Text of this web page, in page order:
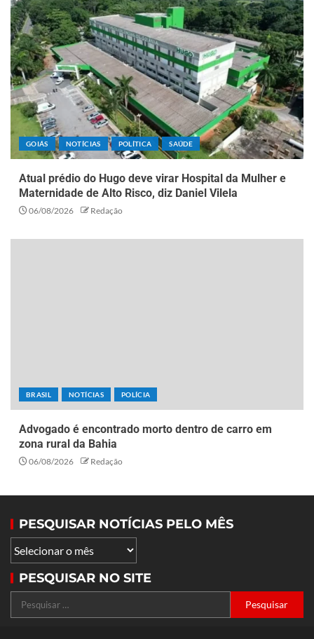
GOIÁS NOTÍCIAS POLÍTICA SAÚDE
Atual prédio do Hugo deve virar Hospital da Mulher e
Maternidade de Alto Risco, diz Daniel Vilela
06/08/2026 Redação
BRASIL NOTÍCIAS POLÍCIA
Advogado é encontrado morto dentro de carro em
zona rural da Bahia
06/08/2026 Redação
PESQUISAR NOTÍCIAS PELO MÊS
PESQUISAR NO SITE